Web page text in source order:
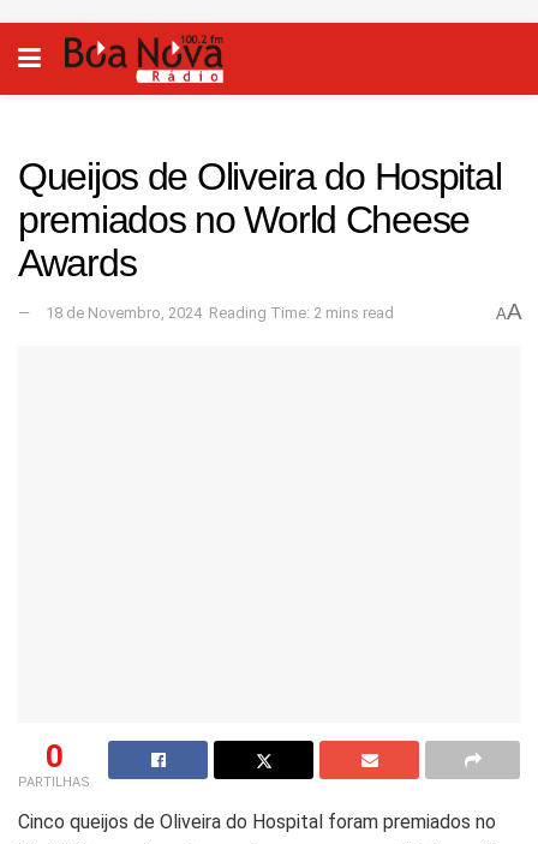
Queijos de Oliveira do Hospital
premiados no World Cheese
Awards
18 de Novembro, 2024 Reading Time: 2 mins read AA
0
PARTILHAS
Cinco queijos de Oliveira do Hospital foram premiados no